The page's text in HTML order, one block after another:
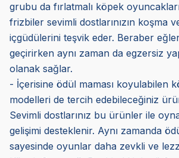
grubu da fırlatmalı köpek
frizbiler sevimli dostlarınızın koşma
içgüdülerini teşvik eder. Beraber
geçirirken aynı zaman da egzersiz
olanak sağlar.
- İçerisine ödül maması koyulabilen
modelleri de tercih edebileceğiniz
Sevimli dostlarınız bu ürünler ile
gelişimi desteklenir. Aynı zamanda
sayesinde oyunlar daha zevkli ve